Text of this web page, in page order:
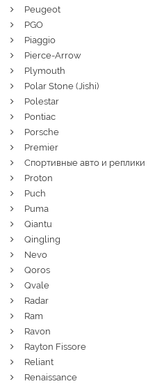
Peugeot
PGO
Piaggio
Pierce-Arrow
Plymouth
Polar Stone (Jishi)
Polestar
Pontiac
Porsche
Premier
Спортивные авто и реплики
Proton
Puch
Puma
Qiantu
Qingling
Nevo
Qoros
Qvale
Radar
Ram
Ravon
Rayton Fissore
Reliant
Renaissance